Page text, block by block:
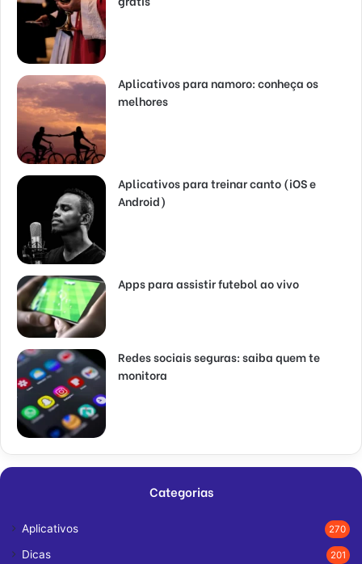
Aplicativos para namoro: conheça os
melhores
Aplicativos para treinar canto (iOS e
Android)
Apps para assistir futebol ao vivo
Redes sociais seguras: saiba quem te
monitora
Categorias
Aplicativos 270
Dicas 201